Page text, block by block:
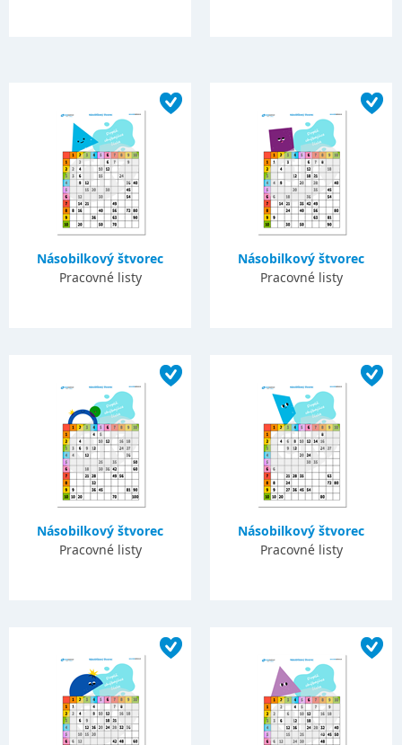
Násobilkový štvorec
Pracovné listy
Násobilkový štvorec
Pracovné listy
Násobilkový štvorec
Pracovné listy
Násobilkový štvorec
Pracovné listy